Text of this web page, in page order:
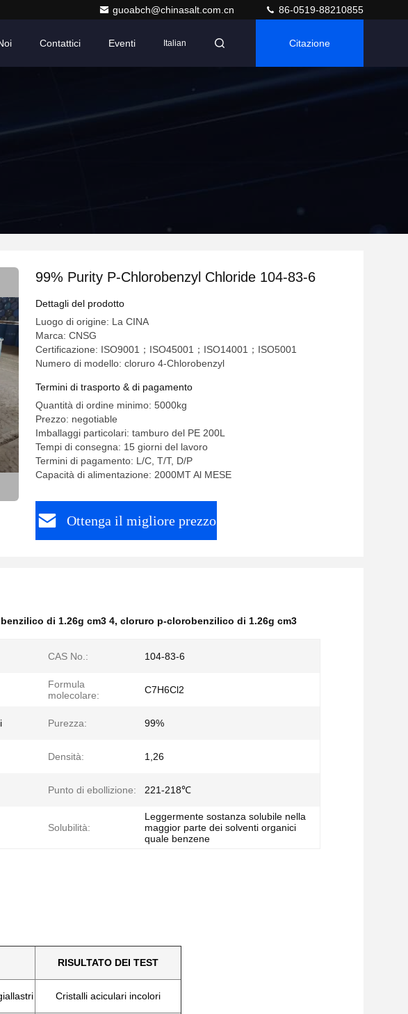
guoabch@chinasalt.com.cn 86-0519-88210855
Contattici Eventi Italian Citazione
99% Purity P-Chlorobenzyl Chloride 104-83-6
Dettagli del prodotto
Luogo di origine: La CINA
Marca: CNSG
Certificazione: ISO9001；ISO45001；ISO14001；ISO5001
Numero di modello: cloruro 4-Chlorobenzyl
Termini di trasporto & di pagamento
Quantità di ordine minimo: 5000kg
Prezzo: negotiable
Imballaggi particolari: tamburo del PE 200L
Tempi di consegna: 15 giorni del lavoro
Termini di pagamento: L/C, T/T, D/P
Capacità di alimentazione: 2000MT Al MESE
Ottenga il migliore prezzo
di 1.26g cm3 4, cloruro p-clorobenzilico di 1.26g cm3
CAS No.: 104-83-6
Formula
molecolare:
C7H6Cl2
Purezza: 99%
Densità: 1,26
Punto di ebollizione: 221-218℃
Solubilità:
Leggermente sostanza solubile nella
maggior parte dei solventi organici
quale benzene
RISULTATO DEI TEST
Cristalli aciculari incolori